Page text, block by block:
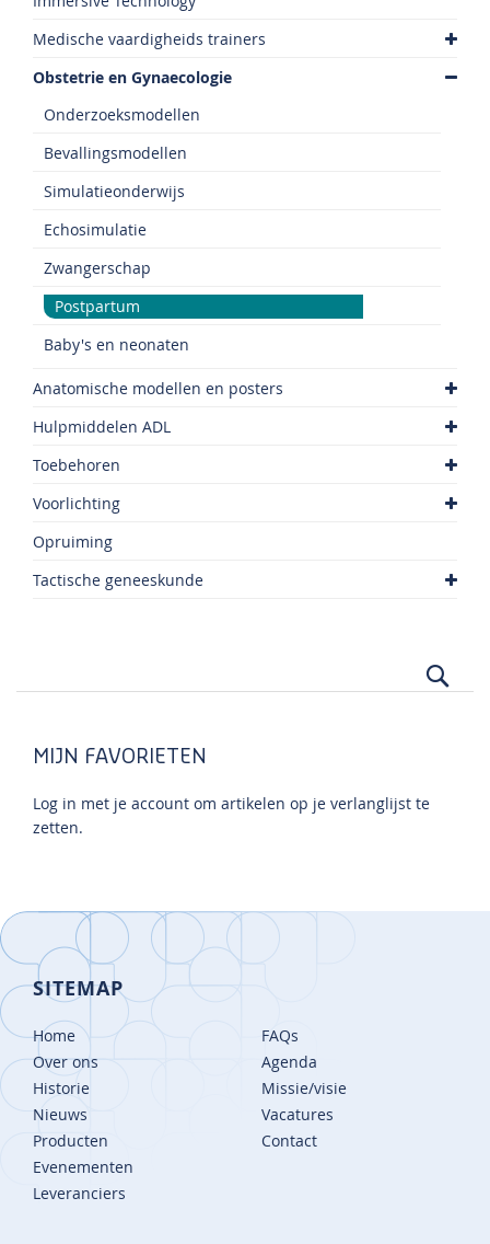
Medische vaardigheids trainers
Obstetrie en Gynaecologie
Onderzoeksmodellen
Bevallingsmodellen
Simulatieonderwijs
Echosimulatie
Zwangerschap
Postpartum
Baby's en neonaten
Anatomische modellen en posters
Hulpmiddelen ADL
Toebehoren
Voorlichting
Opruiming
Tactische geneeskunde
MIJN FAVORIETEN
Log in met je account om artikelen op je verlanglijst te
zetten.
SITEMAP
Home
Over ons
Historie
Nieuws
Producten
Evenementen
Leveranciers
FAQs
Agenda
Missie/visie
Vacatures
Contact